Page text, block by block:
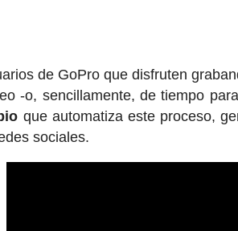
de GoPro que disfruten
-o, sencillamente, de tiempo
que automatiza este proceso,
sociales.